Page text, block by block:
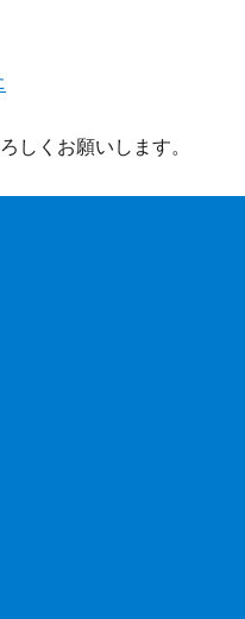
しくお願いします。